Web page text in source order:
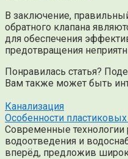
В заключение,
обратного клапана
для обеспечения
предотвращения
Понравилась статья?
Вам также может быть
Канализация
Особенности
Современные технологии
водоотведения и
вперёд, предложив